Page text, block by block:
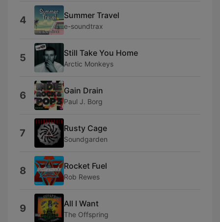
4 Summer Travel
e-soundtrax
5 Still Take You Home
Arctic Monkeys
6 Gain Drain
Paul J. Borg
7 Rusty Cage
Soundgarden
8 Rocket Fuel
Rob Rewes
9 All I Want
The Offspring